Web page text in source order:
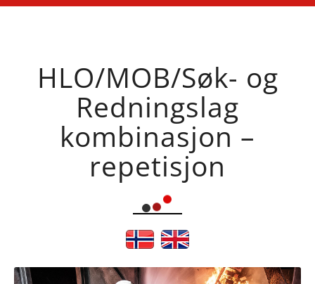
HLO/MOB/Søk- og
Redningslag
kombinasjon –
repetisjon